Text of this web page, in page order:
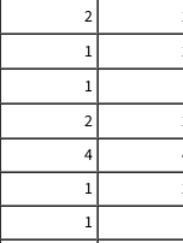
2
1
1
2
4
1
1